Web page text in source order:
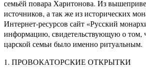
семьёй повара Харитонова. Из
источников, а так же из исторических
Интернет-ресурсов сайт «Русский
информацию, свидетельствующую о том,
царской семьи было именно ритуальным.
1. ПРОВОКАТОРСКИЕ ОТКРЫТКИ